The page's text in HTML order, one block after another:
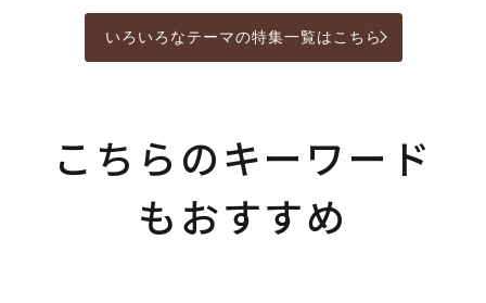
いろいろなテーマの特集一覧はこちら
こちらのキーワード
もおすすめ